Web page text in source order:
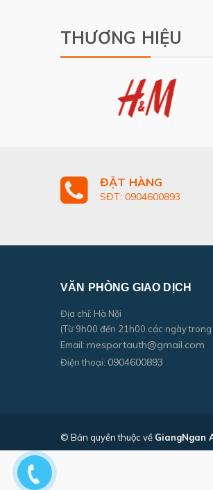
THƯƠNG HIỆU
ĐẶT HÀNG
SĐT: 0904600893
VĂN PHÒNG GIAO DỊCH
Địa chỉ: Hà Nội
(Từ 9h00 đến 21h00 các ngày trong
Email: mesportauth@gmail.com
Điện thoại: 0904600893
© Bản quyền thuộc về GiangNgan